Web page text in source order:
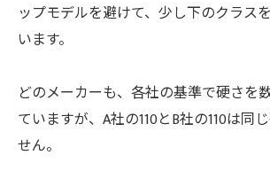
ップモデルを避けて、少し下のクラス
います。
どのメーカーも、各社の基準で硬さを
ていますが、A社の110とB社の110は同
せん。